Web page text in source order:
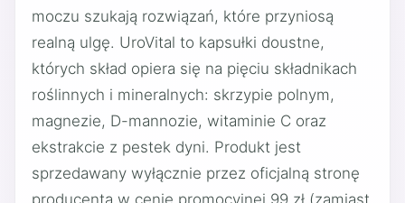
moczu szukają rozwiązań, które przyniosą
realną ulgę. UroVital to kapsułki doustne,
których skład opiera się na pięciu składnikach
roślinnych i mineralnych: skrzypie polnym,
magnezie, D-mannozie, witaminie C oraz
ekstrakcie z pestek dyni. Produkt jest
sprzedawany wyłącznie przez oficjalną stronę
producenta w cenie promocyjnej 99 zł (zamiast